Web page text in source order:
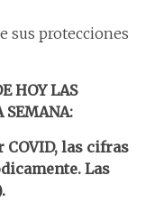
sus protecciones
HOY LAS
SEMANA:
las cifras
Las